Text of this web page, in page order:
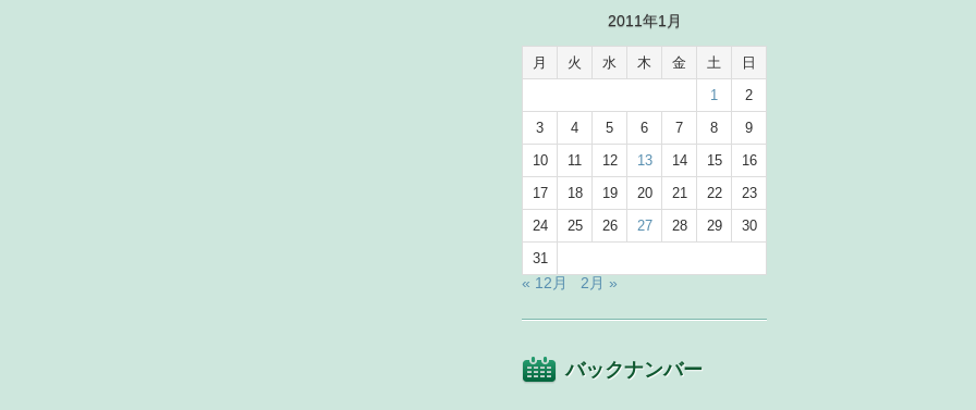
2011年1月
月 火 水 木 金 土
日
1
2
3
4 5 6 7 8
9
10
11 12 13 14 15
16
17
18 19 20 21 22
23
24
25 26 27 28 29
30
31
« 12月 2月 »
バックナンバー